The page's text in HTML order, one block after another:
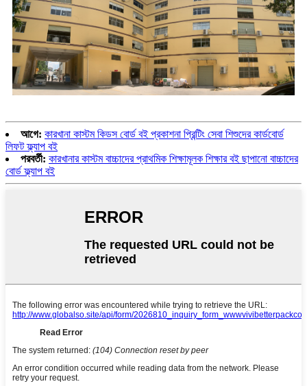
আগে: কারখানা কাস্টম কিডস বোর্ড বই প্রকাশনা প্রিন্টিং সেবা শিশুদের কার্ডবোর্ড
লিফট ফ্ল্যাপ বই
পরবর্তী: কারখানার কাস্টম বাচ্চাদের প্রাথমিক শিক্ষামূলক শিক্ষার বই ছাপানো বাচ্চাদের
বোর্ড ফ্ল্যাপ বই